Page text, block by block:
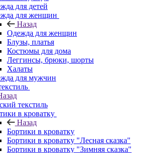
для детей
для женщин
Назад
Одежда для женщин
Блузы, платья
Костюмы для дома
Леггинсы, брюки, шорты
Халаты
для мужчин
текстиль
в кроватку
Назад
Бортики в кроватку
Бортики в кроватку "Лесная сказка"
Бортики в кроватку "Зимняя сказка"